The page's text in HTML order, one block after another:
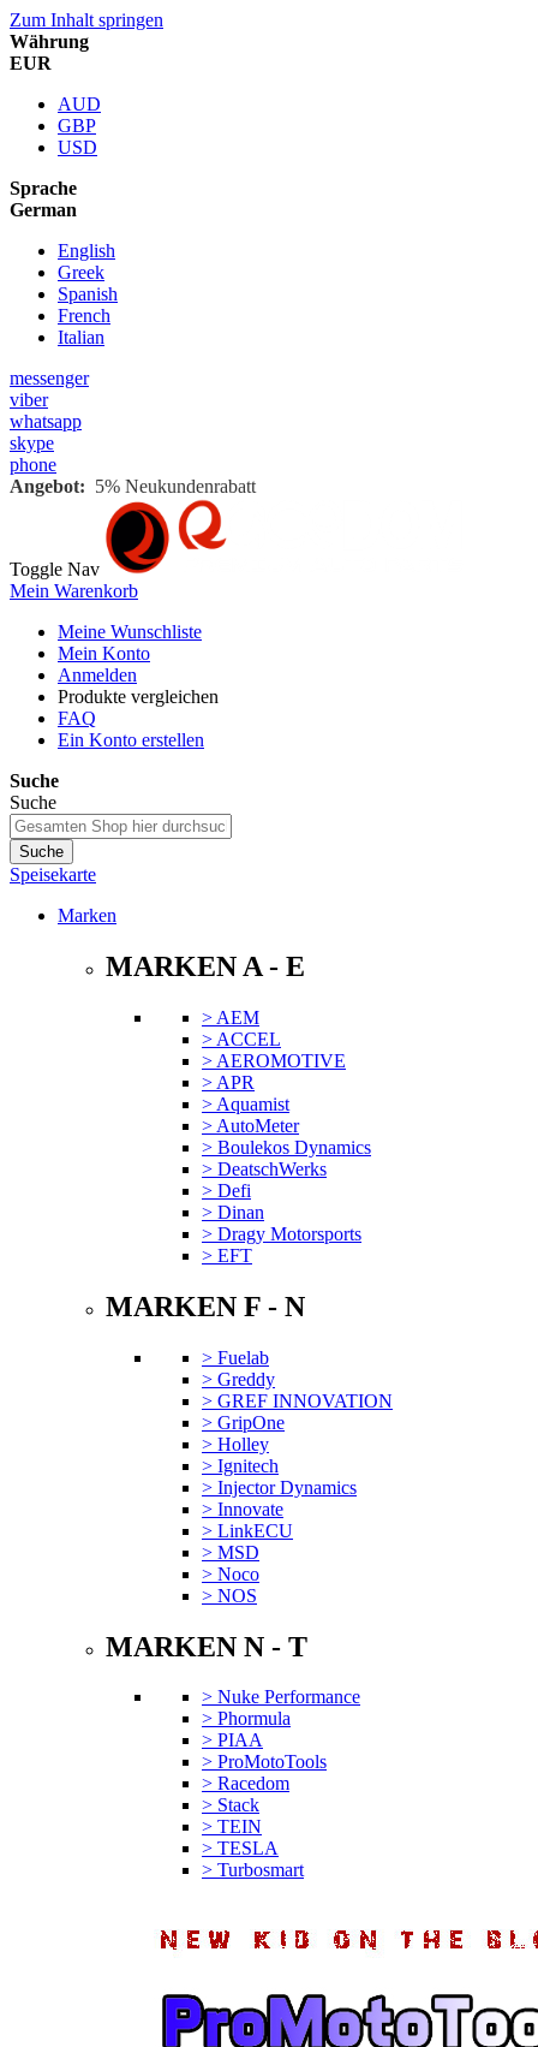
Zum Inhalt springen
Währung
EUR
AUD
GBP
USD
Sprache
German
English
Greek
Spanish
French
Italian
messenger
viber
whatsapp
skype
phone
Angebot: 5% Neukundenrabatt
Toggle Nav
Mein Warenkorb
Meine Wunschliste
Mein Konto
Anmelden
Produkte vergleichen
FAQ
Ein Konto erstellen
Suche
Suche
Suche
Speisekarte
Marken
MARKEN A - E
> AEM
> ACCEL
> AEROMOTIVE
> APR
> Aquamist
> AutoMeter
> Boulekos Dynamics
> DeatschWerks
> Defi
> Dinan
> Dragy Motorsports
> EFT
MARKEN F - N
> Fuelab
> Greddy
> GREF INNOVATION
> GripOne
> Holley
> Ignitech
> Injector Dynamics
> Innovate
> LinkECU
> MSD
> Noco
> NOS
MARKEN N - T
> Nuke Performance
> Phormula
> PIAA
> ProMotoTools
> Racedom
> Stack
> TEIN
> TESLA
> Turbosmart